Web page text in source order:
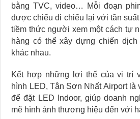
bằng TVC, video… Mỗi đoạn
được chiếu đi chiếu lại với tần
tiềm thức người xem một cách tự
hàng có thể xây dựng chiến
khác nhau.
Kết hợp những lợi thế của vị trí
hình LED, Tân Sơn Nhất Airport là
để đặt LED Indoor, giúp doanh
mẽ hình ảnh thương hiệu đến với